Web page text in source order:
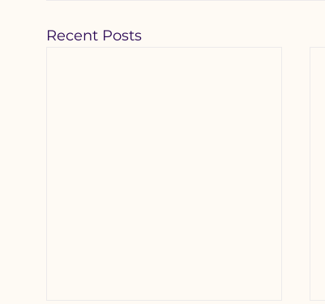
Recent Posts